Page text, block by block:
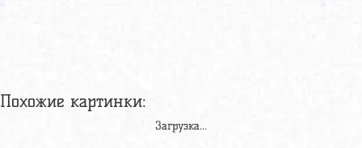
Похожие картинки:
Загрузка...